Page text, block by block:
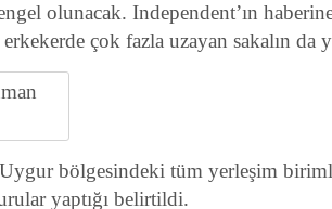
olunacak. Independent’ın
erkekerde çok fazla uzayan sakalın da
bölgesindeki tüm yerleşim
yaptığı belirtildi.